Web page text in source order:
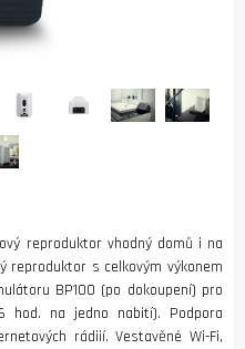
reproduktor vhodný domů i na
reproduktor s celkovým výkonem
BP100 (po dokoupení) pro
hod. na jedno nabití). Podpora
rádiií. Vestavěné Wi-Fi,